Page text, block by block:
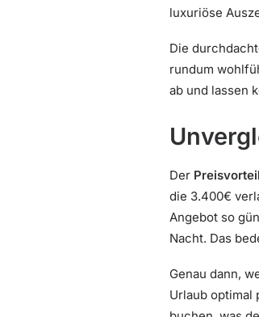
luxuriöse
Die
rundum
ab und lassen
Der Preisvorteil
die 3.400€
Angebot so
Nacht. Das
Genau dann,
Urlaub optimal